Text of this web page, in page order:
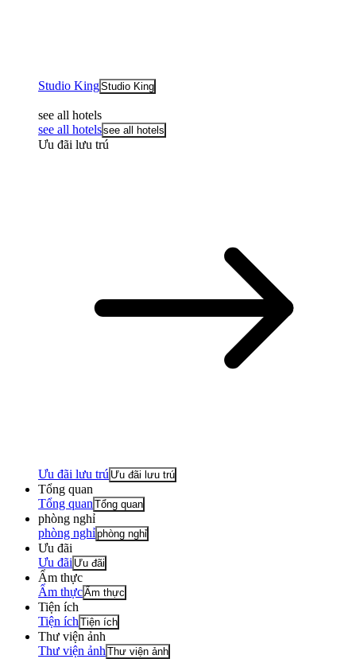
Studio KingStudio King
see all hotels
see all hotelssee all hotels
Ưu đãi lưu trú
Ưu đãi lưu trú Ưu đãi lưu trú
Tổng quan
Tổng quan Tổng quan
phòng nghỉ
phòng nghỉphòng nghỉ
Ưu đãi
Ưu đãi Ưu đãi
Ẩm thực
Ẩm thựcẨm thực
Tiện ích
Tiện ích Tiện ích
Thư viện ảnh
Thư viện ảnh Thư viện ảnh